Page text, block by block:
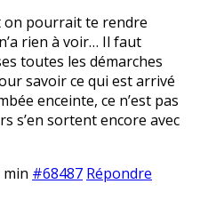
on pourrait te rendre
rien à voir… Il faut
toutes les démarches
savoir ce qui est arrivé
enceinte, ce n’est pas
s’en sortent encore avec
min #68487 Répondre